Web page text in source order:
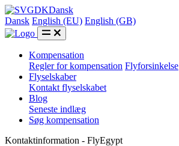
DKDansk
Dansk English (EU) English (GB)
Kompensation
Regler for kompensation Flyforsinkelse
Flyselskaber
Kontakt flyselskabet
Blog
Seneste indlæg
Søg kompensation
Kontaktinformation - FlyEgypt